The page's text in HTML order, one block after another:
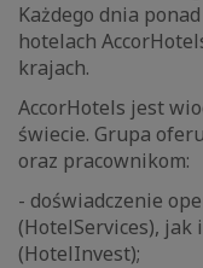
Każdego dnia
hotelach
krajach.
AccorHotels jest
świecie. Grupa
oraz pracownikom:
- doświadczenie
(HotelServices),
(HotelInvest);